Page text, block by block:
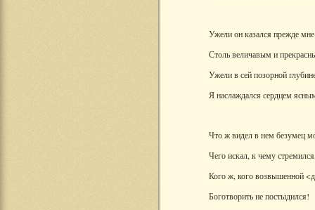
Ужели он казался прежде мне
Столь величавым и
Ужели в сей позорной
Я наслаждался сердцем
Что ж видел в нем безумец
Чего искал, к чему
Кого ж, кого возвышенной
Боготворить не постыдился!